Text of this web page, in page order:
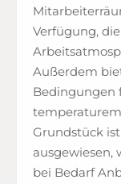
Verfügung,
Außerdem
Bedingungen
Grundstück
ausgewiesen,
bei Bedarf